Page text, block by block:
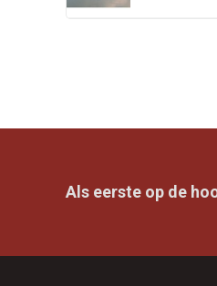
Als eerste op de